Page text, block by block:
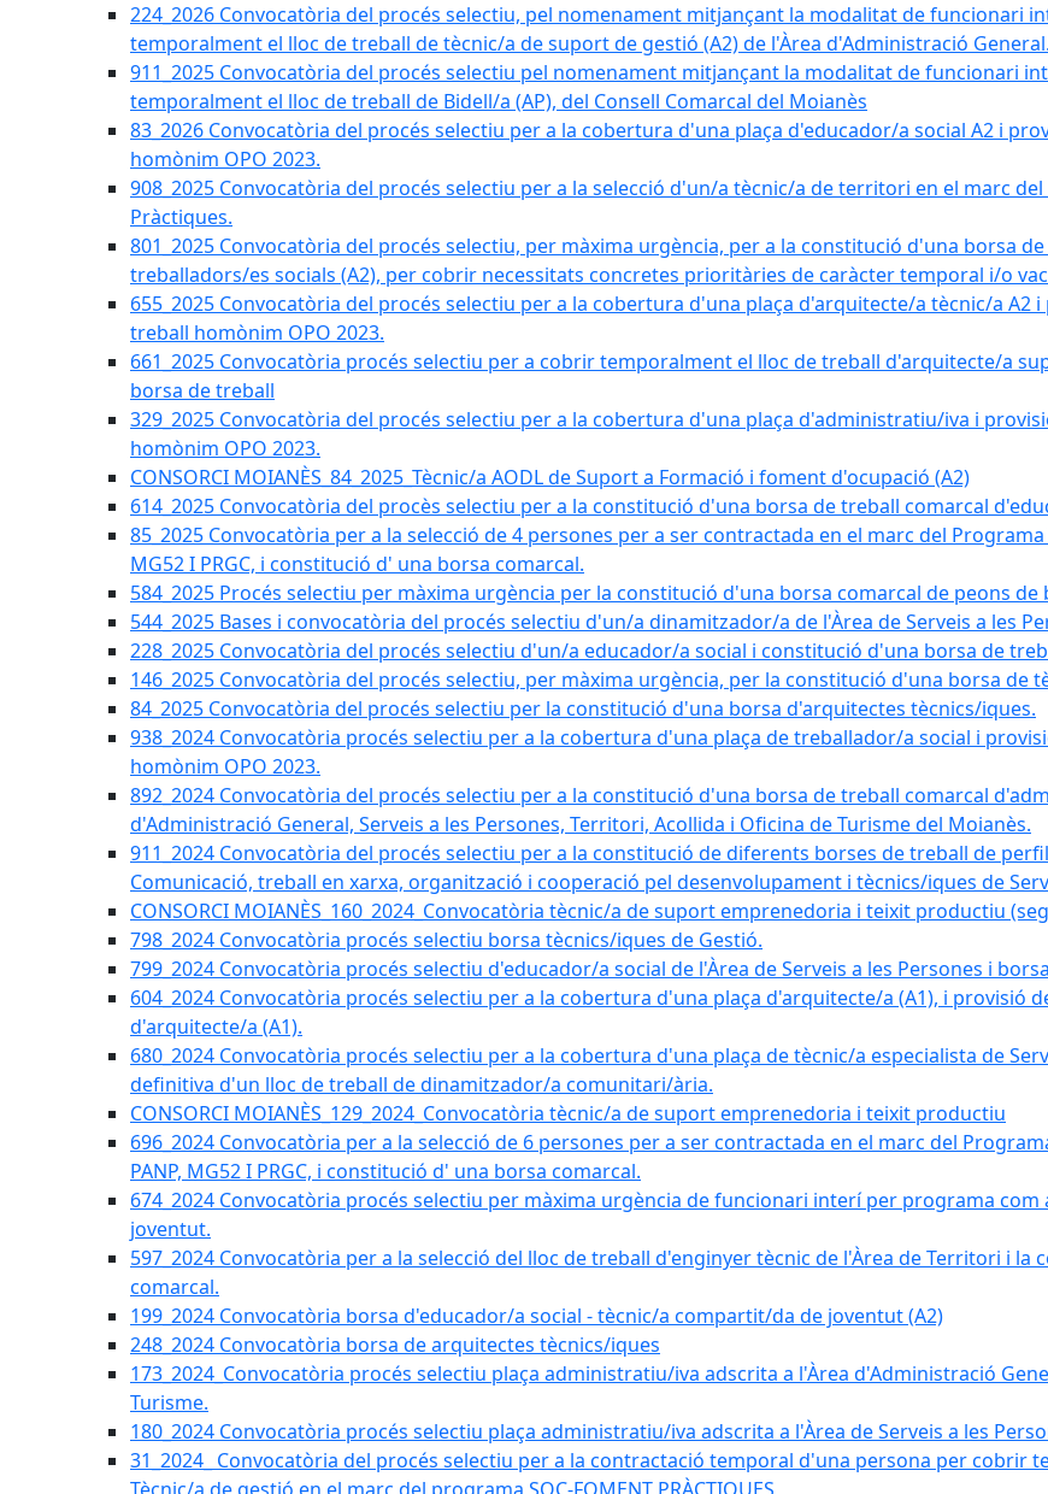
224_2026 Convocatòria del procés selectiu, pel nomenament mitjançant la modalitat de funcionari
temporalment el lloc de treball de tècnic/a de suport de gestió (A2) de l'Àrea d'Administració General.
911_2025 Convocatòria del procés selectiu pel nomenament mitjançant la modalitat de funcionari
temporalment el lloc de treball de Bidell/a (AP), del Consell Comarcal del Moianès
83_2026 Convocatòria del procés selectiu per a la cobertura d'una plaça d'educador/a social A2 i
homònim OPO 2023.
908_2025 Convocatòria del procés selectiu per a la selecció d'un/a tècnic/a de territori en el marc del
Pràctiques.
801_2025 Convocatòria del procés selectiu, per màxima urgència, per a la constitució d'una borsa
treballadors/es socials (A2), per cobrir necessitats concretes prioritàries de caràcter temporal i/o
655_2025 Convocatòria del procés selectiu per a la cobertura d'una plaça d'arquitecte/a tècnic/a A2
treball homònim OPO 2023.
661_2025 Convocatòria procés selectiu per a cobrir temporalment el lloc de treball d'arquitecte/a
borsa de treball
329_2025 Convocatòria del procés selectiu per a la cobertura d'una plaça d'administratiu/iva i
homònim OPO 2023.
CONSORCI MOIANÈS_84_2025_Tècnic/a AODL de Suport a Formació i foment d'ocupació (A2)
614_2025 Convocatòria del procès selectiu per a la constitució d'una borsa de treball comarcal
85_2025 Convocatòria per a la selecció de 4 persones per a ser contractada en el marc del
MG52 I PRGC, i constitució d' una borsa comarcal.
584_2025 Procés selectiu per màxima urgència per la constitució d'una borsa comarcal de peons
544_2025 Bases i convocatòria del procés selectiu d'un/a dinamitzador/a de l'Àrea de Serveis a les
228_2025 Convocatòria del procés selectiu d'un/a educador/a social i constitució d'una borsa de
146_2025 Convocatòria del procés selectiu, per màxima urgència, per la constitució d'una borsa de
84_2025 Convocatòria del procés selectiu per la constitució d'una borsa d'arquitectes tècnics/iques.
938_2024 Convocatòria procés selectiu per a la cobertura d'una plaça de treballador/a social i
homònim OPO 2023.
892_2024 Convocatòria del procés selectiu per a la constitució d'una borsa de treball comarcal
d'Administració General, Serveis a les Persones, Territori, Acollida i Oficina de Turisme del Moianès.
911_2024 Convocatòria del procés selectiu per a la constitució de diferents borses de treball de
Comunicació, treball en xarxa, organització i cooperació pel desenvolupament i tècnics/iques de
CONSORCI MOIANÈS_160_2024_Convocatòria tècnic/a de suport emprenedoria i teixit productiu
798_2024 Convocatòria procés selectiu borsa tècnics/iques de Gestió.
799_2024 Convocatòria procés selectiu d'educador/a social de l'Àrea de Serveis a les Persones i
604_2024 Convocatòria procés selectiu per a la cobertura d'una plaça d'arquitecte/a (A1), i provisió
d'arquitecte/a (A1).
680_2024 Convocatòria procés selectiu per a la cobertura d'una plaça de tècnic/a especialista de
definitiva d'un lloc de treball de dinamitzador/a comunitari/ària.
CONSORCI MOIANÈS_129_2024_Convocatòria tècnic/a de suport emprenedoria i teixit productiu
696_2024 Convocatòria per a la selecció de 6 persones per a ser contractada en el marc del
PANP, MG52 I PRGC, i constitució d' una borsa comarcal.
674_2024 Convocatòria procés selectiu per màxima urgència de funcionari interí per programa
joventut.
597_2024 Convocatòria per a la selecció del lloc de treball d'enginyer tècnic de l'Àrea de Territori i
comarcal.
199_2024 Convocatòria borsa d'educador/a social - tècnic/a compartit/da de joventut (A2)
248_2024 Convocatòria borsa de arquitectes tècnics/iques
173_2024_Convocatòria procés selectiu plaça administratiu/iva adscrita a l'Àrea d'Administració
Turisme.
180_2024 Convocatòria procés selectiu plaça administratiu/iva adscrita a l'Àrea de Serveis a les
31_2024_ Convocatòria del procés selectiu per a la contractació temporal d'una persona per cobrir